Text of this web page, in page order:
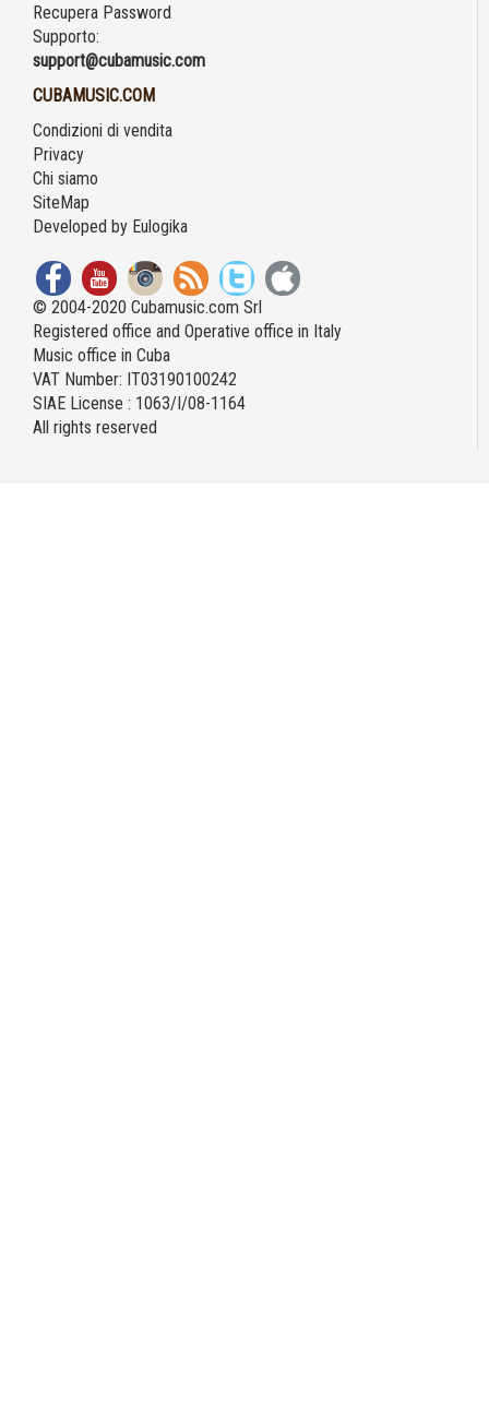
Recupera Password
Supporto:
support@cubamusic.com
CUBAMUSIC.COM
Condizioni di vendita
Privacy
Chi siamo
SiteMap
Developed by Eulogika
© 2004-2020 Cubamusic.com Srl
Registered office and Operative office in Italy
Music office in Cuba
VAT Number: IT03190100242
SIAE License : 1063/I/08-1164
All rights reserved